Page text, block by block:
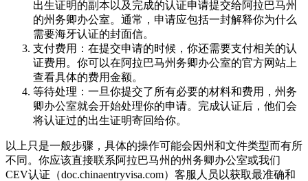
出生证明的副本以及完成的认证申请提交给阿拉巴马州
的州务卿办公室。通常，申请应包括一封解释你为什么
需要海牙认证的封面信。
支付费用：在提交申请的时候，你还需要支付相关的认
证费用。你可以在阿拉巴马州务卿办公室的官方网站上
查看具体的费用金额。
等待处理：一旦你提交了所有必要的材料和费用，州务
卿办公室就会开始处理你的申请。完成认证后，他们会
将认证过的出生证明寄回给你。
以上只是一般步骤，具体的操作可能会因州和文件类型而有所
不同。你应该直接联系阿拉巴马州的州务卿办公室或我们
CEV认证（doc.chinaentryvisa.com）客服人员以获取最准确和